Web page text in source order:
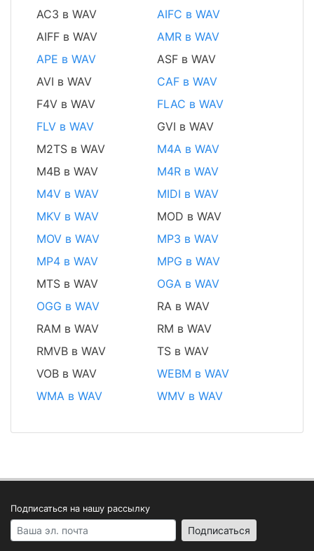
AC3 в WAV
AIFC в WAV
AIFF в WAV
AMR в WAV
APE в WAV
ASF в WAV
AVI в WAV
CAF в WAV
F4V в WAV
FLAC в WAV
FLV в WAV
GVI в WAV
M2TS в WAV
M4A в WAV
M4B в WAV
M4R в WAV
M4V в WAV
MIDI в WAV
MKV в WAV
MOD в WAV
MOV в WAV
MP3 в WAV
MP4 в WAV
MPG в WAV
MTS в WAV
OGA в WAV
OGG в WAV
RA в WAV
RAM в WAV
RM в WAV
RMVB в WAV
TS в WAV
VOB в WAV
WEBM в WAV
WMA в WAV
WMV в WAV
Подписаться на нашу рассылку
Your email address Подписаться